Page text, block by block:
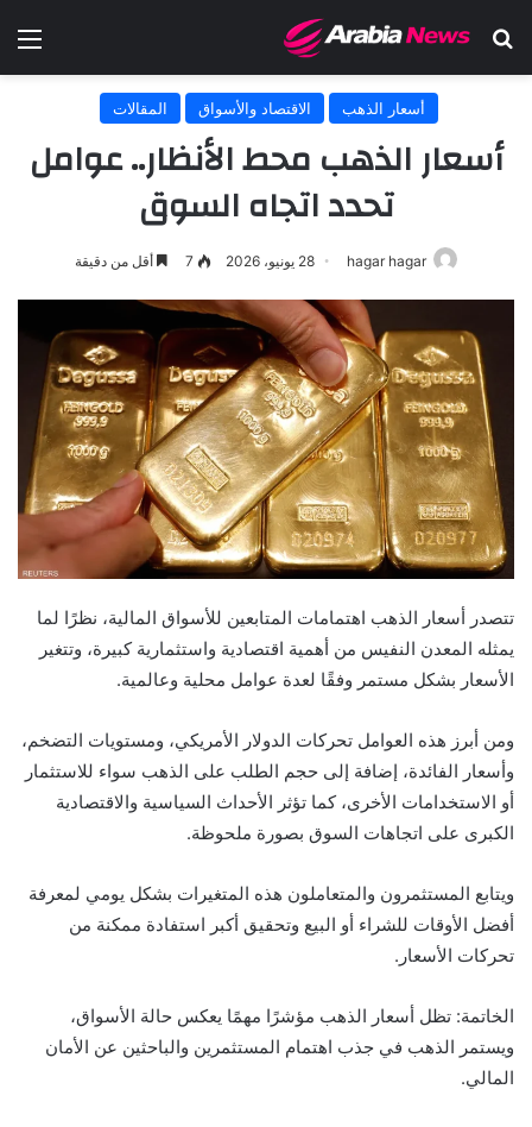
بحث عن
أسعار الذهب الاقتصاد والأسواق المقالات
أسعار الذهب محط الأنظار.. عوامل
تحدد اتجاه السوق
hagar hagar 28 يونيو، 2026 7 أقل من دقيقة
تتصدر أسعار الذهب اهتمامات المتابعين للأسواق المالية، نظرًا لما
يمثله المعدن النفيس من أهمية اقتصادية واستثمارية كبيرة، وتتغير
الأسعار بشكل مستمر وفقًا لعدة عوامل محلية وعالمية.
ومن أبرز هذه العوامل تحركات الدولار الأمريكي، ومستويات التضخم،
وأسعار الفائدة، إضافة إلى حجم الطلب على الذهب سواء للاستثمار
أو الاستخدامات الأخرى، كما تؤثر الأحداث السياسية والاقتصادية
الكبرى على اتجاهات السوق بصورة ملحوظة.
ويتابع المستثمرون والمتعاملون هذه المتغيرات بشكل يومي لمعرفة
أفضل الأوقات للشراء أو البيع وتحقيق أكبر استفادة ممكنة من
تحركات الأسعار.
الخاتمة: تظل أسعار الذهب مؤشرًا مهمًا يعكس حالة الأسواق،
ويستمر الذهب في جذب اهتمام المستثمرين والباحثين عن الأمان
المالي.